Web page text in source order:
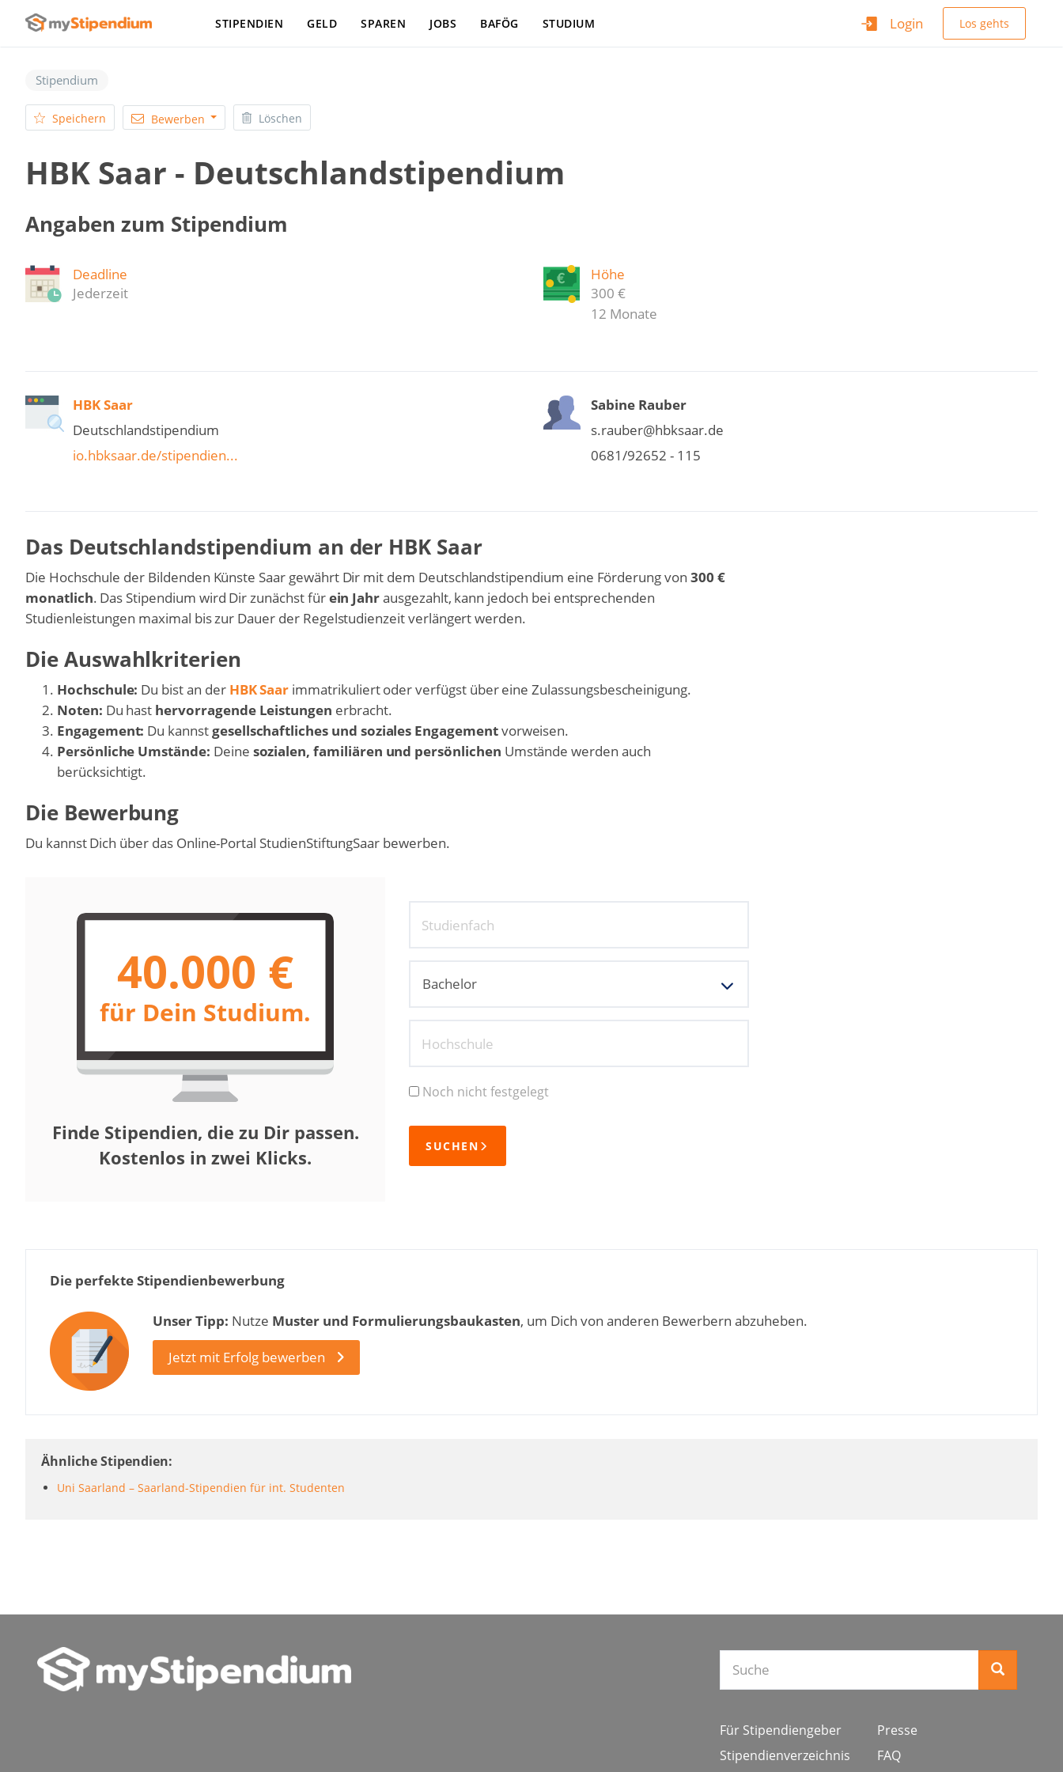
Login Los gehts
STIPENDIEN GELD SPAREN JOBS BAFÖG STUDIUM
Stipendium
Speichern Bewerben Löschen
HBK Saar - Deutschlandstipendium
Angaben zum Stipendium
Deadline
Jederzeit
Höhe
300 €
12 Monate
HBK Saar
Deutschlandstipendium
io.hbksaar.de/stipendien...
Sabine Rauber
s.rauber@hbksaar.de
0681/92652 - 115
Das Deutschlandstipendium an der HBK Saar
Die Hochschule der Bildenden Künste Saar gewährt Dir mit dem Deutschlandstipendium eine Förderung von 300 €
monatlich. Das Stipendium wird Dir zunächst fürein Jahrausgezahlt, kann jedoch bei entsprechenden
Studienleistungen maximal bis zur Dauer der Regelstudienzeit verlängert werden.
Die Auswahlkriterien
Hochschule: Du bist an der HBK Saar immatrikuliert oder verfügst über eine Zulassungsbescheinigung.
Noten: Du hast hervorragende Leistungen erbracht.
Engagement: Du kannstgesellschaftliches und soziales Engagementvorweisen.
Persönliche Umstände: Deine sozialen, familiären und persönlichen Umstände werden auch
berücksichtigt.
Die Bewerbung
Du kannst Dich über das Online-Portal StudienStiftungSaar bewerben.
40.000 €
für Dein Studium.
Finde Stipendien, die zu Dir passen.
Kostenlos in zwei Klicks.
Studienfach
Hochschule
Noch nicht festgelegt
SUCHEN
Die perfekte Stipendienbewerbung
Unser Tipp: Nutze Muster und Formulierungsbaukasten, um Dich von anderen Bewerbern abzuheben.
Jetzt mit Erfolg bewerben
Ähnliche Stipendien
Uni Saarland – Saarland-Stipendien für int. Studenten
Für Stipendiengeber
Stipendienverzeichnis
Presse
FAQ